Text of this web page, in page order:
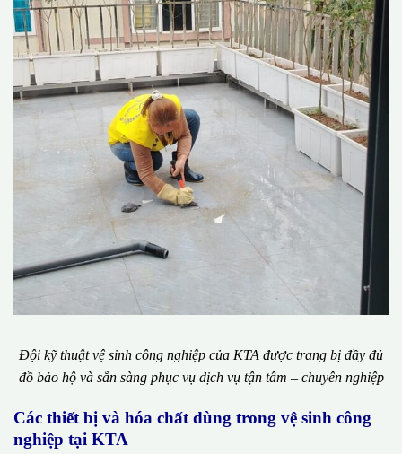
Đội kỹ thuật vệ sinh công nghiệp của KTA được trang bị đầy đủ
đồ bảo hộ và sẵn sàng phục vụ dịch vụ tận tâm – chuyên nghiệp
Các thiết bị và hóa chất dùng trong vệ sinh công
nghiệp tại KTA